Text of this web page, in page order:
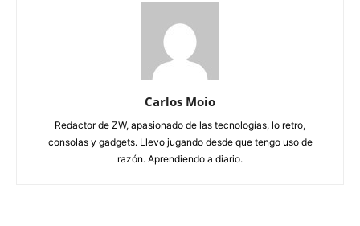
Carlos Moio
Redactor de ZW, apasionado de las tecnologías, lo retro,
consolas y gadgets. Llevo jugando desde que tengo uso de
razón. Aprendiendo a diario.